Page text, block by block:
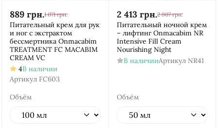
889 грн.1 071 грн.
Питательный крем для рук
и ног с экстрактом
бессмертника Onmacabim
TREATMENT FC MACABIM
CREAM VC
4В наличии
Артикул FC603
Объём
2 413 грн.2 907 грн.
Питательный ночной крем
– лифтинг Onmacabim NR
Intensive Fill Cream
Nourishing Night
В наличииАртикул NR41
Объём